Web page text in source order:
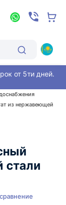
от 5ти дней.
из нержавеющей
стали